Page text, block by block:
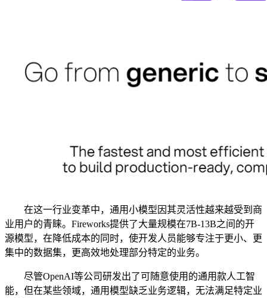
在这一行业变革中，通用小模型因其灵活性越来越受到商
业用户的青睐。Fireworks提供了大量规模在7B-13B之间的开
源模型，在降低成本的同时，使开发人员能够专注于更小、更
集中的数据集，更高效地处理部分特定的业务。
尽管OpenAI等公司研发出了可随意使用的通用款人工智
能，但在某些领域，通用模型缺乏业务逻辑，无法满足特定业